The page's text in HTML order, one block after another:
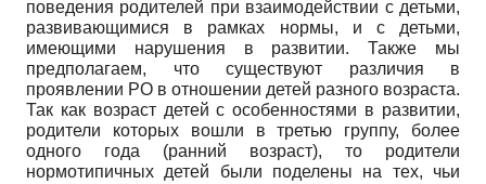
поведения родителей при взаимодействии с детьми,
развивающимися в рамках нормы, и с детьми,
имеющими нарушения в развитии. Также мы
предполагаем, что существуют различия в
проявлении РО в отношении детей разного возраста.
Так как возраст детей с особенностями в развитии,
родители которых вошли в третью группу, более
одного года (ранний возраст), то родители
нормотипичных детей были поделены на тех, чьи